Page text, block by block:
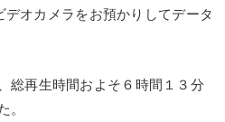
オカメラをお預かりしてデータ
総再生時間およそ６時間１３分